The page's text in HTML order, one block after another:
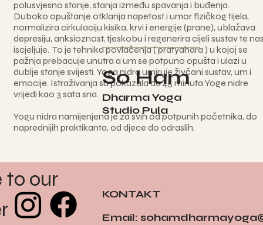
polusvjesno stanje, stanja između spavanja i buđenja.
Duboko opuštanje otklanja napetost i umor fizičkog tijela,
normalizira cirkulaciju kisika, krvi i energije (prane), ublažava
depresiju, anksioznost, tjeskobu i regenerira cijeli sustav te
iscjeljuje. To je tehnika povlačenja ( pratyahara ) u kojoj se
pažnja prebacuje unutra a um se potpuno opušta i ulazi u
dublje stanje svijesti. Yoga nidra umiruje živčani sustav, um i
emocije. Istraživanja su pokazala da 45 minuta Yoge nidre
vrijedi kao 3 sata sna.
Yogu nidra namijenjena je za svih od potpunih početnika, do
naprednijih praktikanta, od djece do odraslih.
So Ham
Dharma Yoga
Studio Pula
KONTAKT
Email:
to our